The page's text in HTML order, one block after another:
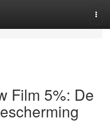
Film 5%: De